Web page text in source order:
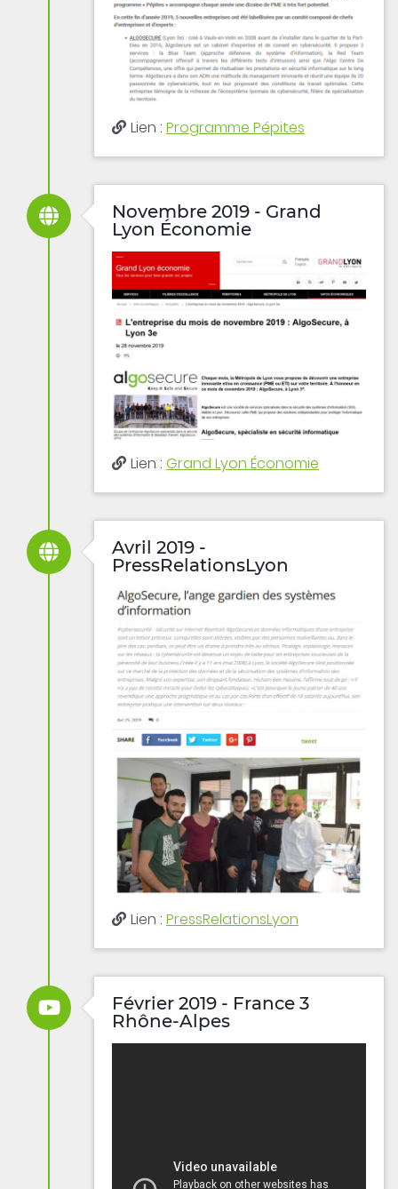
Lien : Programme Pépites
Novembre 2019 - Grand
Lyon Économie
Lien : Grand Lyon Économie
Avril 2019 -
PressRelationsLyon
Lien : PressRelationsLyon
Février 2019 - France 3
Rhône-Alpes